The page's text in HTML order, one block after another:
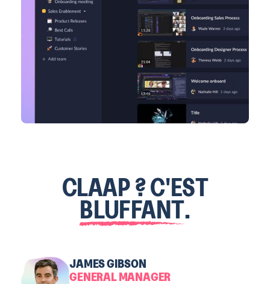
CLAAP ? C'EST
BLUFFANT.
JAMES GIBSON
GENERAL MANAGER